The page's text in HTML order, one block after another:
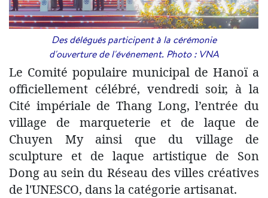
Des délégués participent à la cérémonie
d'ouverture de l'événement. Photo : VNA
Le Comité populaire municipal de Hanoï a
officiellement célébré, vendredi soir, à la
Cité impériale de Thang Long, l’entrée du
village de marqueterie et de laque de
Chuyen My ainsi que du village de
sculpture et de laque artistique de Son
Dong au sein du Réseau des villes créatives
de l'UNESCO, dans la catégorie artisanat.